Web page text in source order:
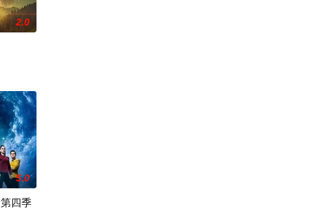
她们最新的客户安娜与她忠诚的丈夫过着
2.0
5.0
四季